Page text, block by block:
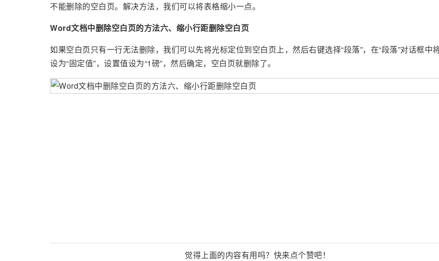
不能删除的空白页。解决方法，我们可以将表格缩小一点。
Word文档中删除空白页的方法六、缩小行距删除空白页
如果空白页只有一行无法删除，我们可以先将光标定位到空白页上，然后右键选择“段落”，在“段落”对话框中
设为“固定值”，设置值设为“1磅”，然后确定，空白页就删除了。
觉得上面的内容有用吗？快来点个赞吧！